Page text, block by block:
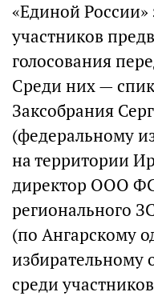
«Единой России»
участников
голосования
Среди них —
Заксобрания
(федеральному
на территории
директор ООО
регионального
(по Ангарскому
избирательному
среди